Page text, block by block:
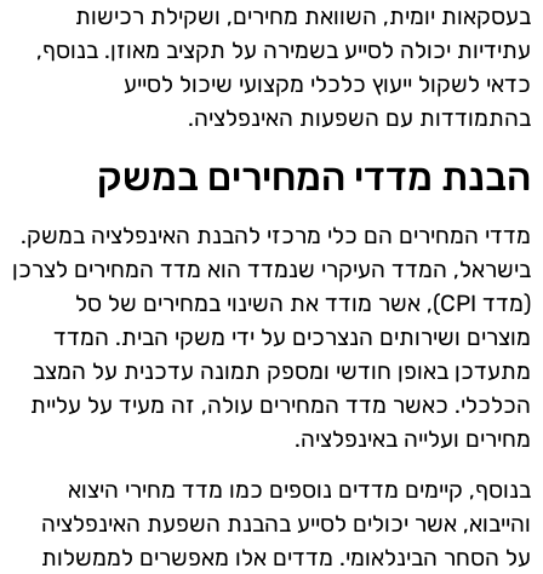
בעסקאות יומית, השוואת מחירים, ושקילת רכישות
עתידיות יכולה לסייע בשמירה על תקציב מאוזן. בנוסף,
כדאי לשקול ייעוץ כלכלי מקצועי שיכול לסייע
בהתמודדות עם השפעות האינפלציה.
הבנת מדדי המחירים במשק
מדדי המחירים הם כלי מרכזי להבנת האינפלציה במשק.
בישראל, המדד העיקרי שנמדד הוא מדד המחירים לצרכן
(מדד CPI), אשר מודד את השינוי במחירים של סל
מוצרים ושירותים הנצרכים על ידי משקי הבית. המדד
מתעדכן באופן חודשי ומספק תמונה עדכנית על המצב
הכלכלי. כאשר מדד המחירים עולה, זה מעיד על עליית
מחירים ועלייה באינפלציה.
בנוסף, קיימים מדדים נוספים כמו מדד מחירי היצוא
והייבוא, אשר יכולים לסייע בהבנת השפעת האינפלציה
על הסחר הבינלאומי. מדדים אלו מאפשרים לממשלות